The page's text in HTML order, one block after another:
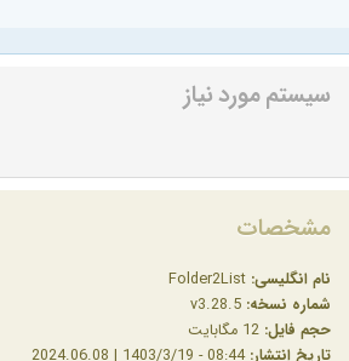
سیستم مورد نیاز
مشخصات
نام انگلیسی:
شماره نسخه:
حجم فایل: